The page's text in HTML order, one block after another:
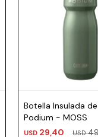
Botella Insulada
Podium - MOSS
USD 29,40 USD